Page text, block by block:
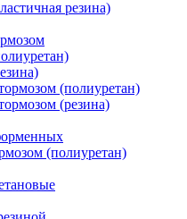
резина)
(полиуретан)
(резина)
(полиуретан)